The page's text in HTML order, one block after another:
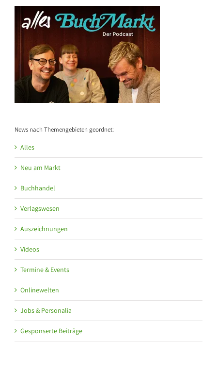
News nach Themengebieten geordnet:
Alles
Neu am Markt
Buchhandel
Verlagswesen
Auszeichnungen
Videos
Termine & Events
Onlinewelten
Jobs & Personalia
Gesponserte Beiträge